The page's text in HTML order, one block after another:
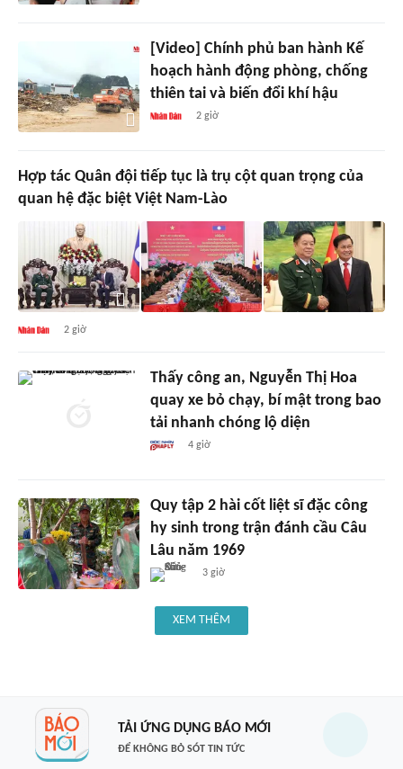
[Video] Chính phủ ban hành Kế
hoạch hành động phòng, chống
thiên tai và biến đổi khí hậu
2 giờ
Hợp tác Quân đội tiếp tục là trụ cột quan trọng của
quan hệ đặc biệt Việt Nam-Lào
2 giờ
Thấy công an, Nguyễn Thị Hoa
quay xe bỏ chạy, bí mật trong bao
tải nhanh chóng lộ diện
4 giờ
Quy tập 2 hài cốt liệt sĩ đặc công
hy sinh trong trận đánh cầu Câu
Lâu năm 1969
3 giờ
XEM THÊM
TẢI ỨNG DỤNG BÁO MỚI
ĐỂ KHÔNG BỎ SÓT TIN TỨC